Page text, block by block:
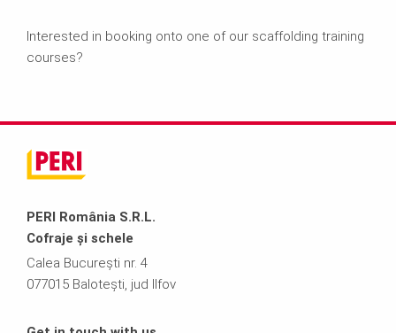
Interested in booking onto one of our scaffolding training
courses?
PERI România S.R.L.
Cofraje și schele
Calea București nr. 4
077015 Balotești, jud Ilfov